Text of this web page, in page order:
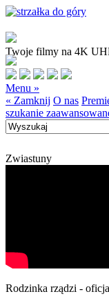
Twoje filmy na 4K
Menu »
« Zamknij O nas
szukanie
Zwiastuny
Rodzinka rządzi -